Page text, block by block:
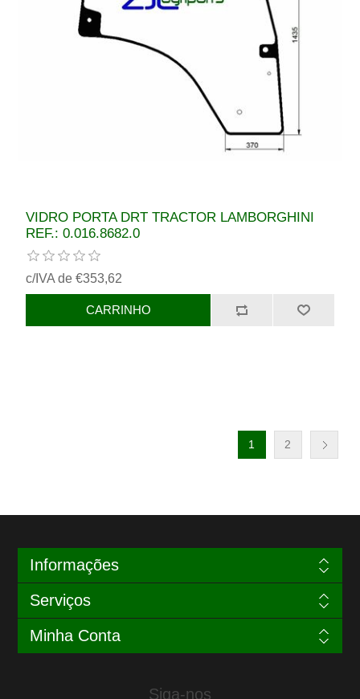
VIDRO PORTA DRT TRACTOR LAMBORGHINI
REF.: 0.016.8682.0
c/IVA de €353,62
1 2
Informações
Serviços
Minha Conta
Siga-nos